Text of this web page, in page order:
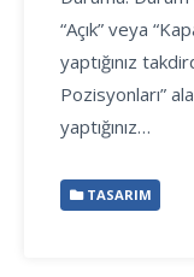
“Açık” veya
yaptığınız
Pozisyonları”
yaptığınız…
TASARIM